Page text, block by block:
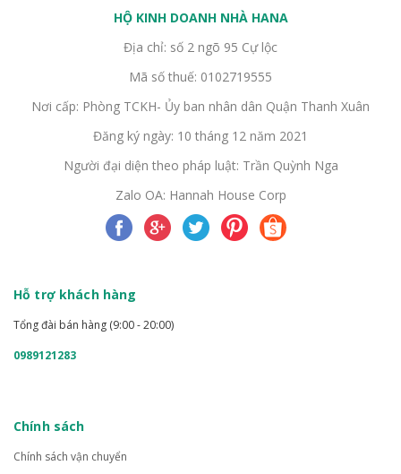
HỘ KINH DOANH NHÀ HANA
Địa chỉ: số 2 ngõ 95 Cự lộc
Mã số thuế: 0102719555
Nơi cấp: Phòng TCKH- Ủy ban nhân dân Quận Thanh Xuân
Đăng ký ngày: 10 tháng 12 năm 2021
Người đại diện theo pháp luật: Trần Quỳnh Nga
Zalo OA: Hannah House Corp
Hỗ trợ khách hàng
Tổng đài bán hàng (9:00 - 20:00)
0989121283
Chính sách
Chính sách vận chuyển